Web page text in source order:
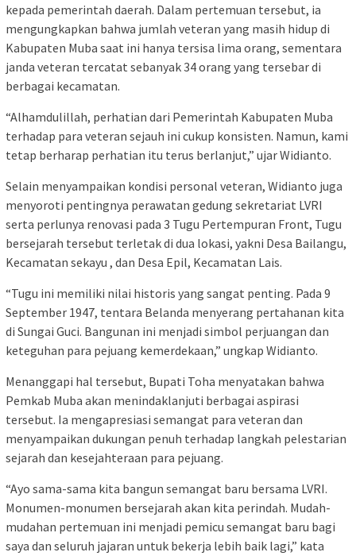
kepada pemerintah daerah. Dalam pertemuan tersebut, ia
mengungkapkan bahwa jumlah veteran yang masih hidup di
Kabupaten Muba saat ini hanya tersisa lima orang, sementara
janda veteran tercatat sebanyak 34 orang yang tersebar di
berbagai kecamatan.
“Alhamdulillah, perhatian dari Pemerintah Kabupaten Muba
terhadap para veteran sejauh ini cukup konsisten. Namun, kami
tetap berharap perhatian itu terus berlanjut,” ujar Widianto.
Selain menyampaikan kondisi personal veteran, Widianto juga
menyoroti pentingnya perawatan gedung sekretariat LVRI
serta perlunya renovasi pada 3 Tugu Pertempuran Front, Tugu
bersejarah tersebut terletak di dua lokasi, yakni Desa Bailangu,
Kecamatan sekayu , dan Desa Epil, Kecamatan Lais.
“Tugu ini memiliki nilai historis yang sangat penting. Pada 9
September 1947, tentara Belanda menyerang pertahanan kita
di Sungai Guci. Bangunan ini menjadi simbol perjuangan dan
keteguhan para pejuang kemerdekaan,” ungkap Widianto.
Menanggapi hal tersebut, Bupati Toha menyatakan bahwa
Pemkab Muba akan menindaklanjuti berbagai aspirasi
tersebut. Ia mengapresiasi semangat para veteran dan
menyampaikan dukungan penuh terhadap langkah pelestarian
sejarah dan kesejahteraan para pejuang.
“Ayo sama-sama kita bangun semangat baru bersama LVRI.
Monumen-monumen bersejarah akan kita perindah. Mudah-
mudahan pertemuan ini menjadi pemicu semangat baru bagi
saya dan seluruh jajaran untuk bekerja lebih baik lagi,” kata